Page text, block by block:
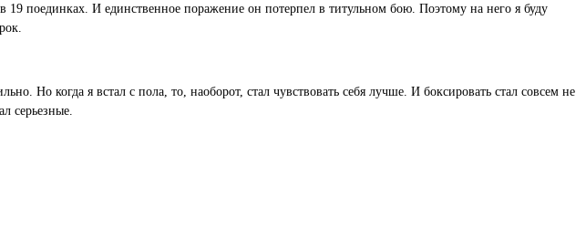
поединках. И единственное поражение он потерпел в титульном бою. Поэтому на него я буду
Но когда я встал с пола, то, наоборот, стал чувствовать себя лучше. И боксировать стал совсем не
серьезные.